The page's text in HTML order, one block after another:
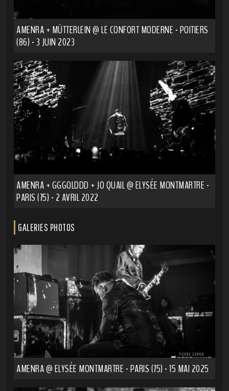
AMENRA + MÜTTERLEIN @ LE CONFORT MODERNE - POITIERS
(86) - 3 JUIN 2023
AMENRA + GGGOLDDD + JO QUAIL @ ELYSÉE MONTMARTRE -
PARIS (75) - 2 AVRIL 2022
GALERIES PHOTOS
AMENRA @ ELYSÉE MONTMARTRE - PARIS (75) - 15 MAI 2025